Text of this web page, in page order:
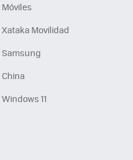
Móviles
Xataka Movilidad
Samsung
China
Windows 11